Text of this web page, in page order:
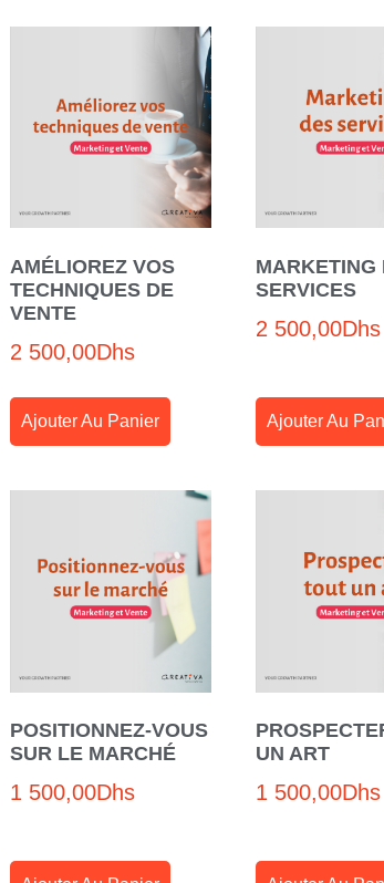
AMÉLIOREZ VOS
TECHNIQUES DE
VENTE
2 500,00Dhs
Ajouter Au Panier
MARKETING
SERVICES
2 500,00Dhs
Ajouter Au
POSITIONNEZ-VOUS
SUR LE MARCHÉ
1 500,00Dhs
UN ART
1 500,00Dhs